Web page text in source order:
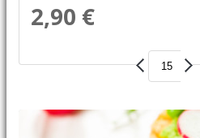
2,90 €